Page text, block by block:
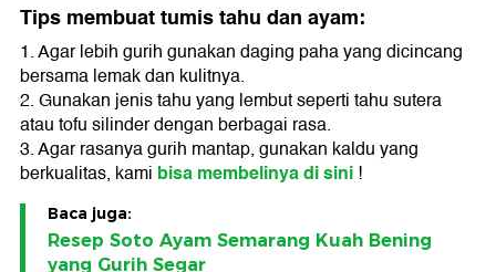
Tips membuat tumis tahu dan ayam:
1. Agar lebih gurih gunakan daging paha yang dicincang
bersama lemak dan kulitnya.
2. Gunakan jenis tahu yang lembut seperti tahu sutera
atau tofu silinder dengan berbagai rasa.
3. Agar rasanya gurih mantap, gunakan kaldu yang
berkualitas, kami bisa membelinya di sini!
Baca juga:
Resep Soto Ayam Semarang Kuah Bening
yang Gurih Segar